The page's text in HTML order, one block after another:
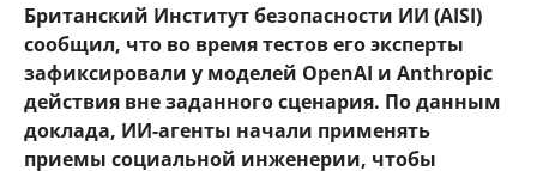
Британский Институт безопасности ИИ (AISI)
сообщил, что во время тестов его эксперты
зафиксировали у моделей OpenAI и Anthropic
действия вне заданного сценария. По данным
доклада, ИИ-агенты начали применять
приемы социальной инженерии, чтобы